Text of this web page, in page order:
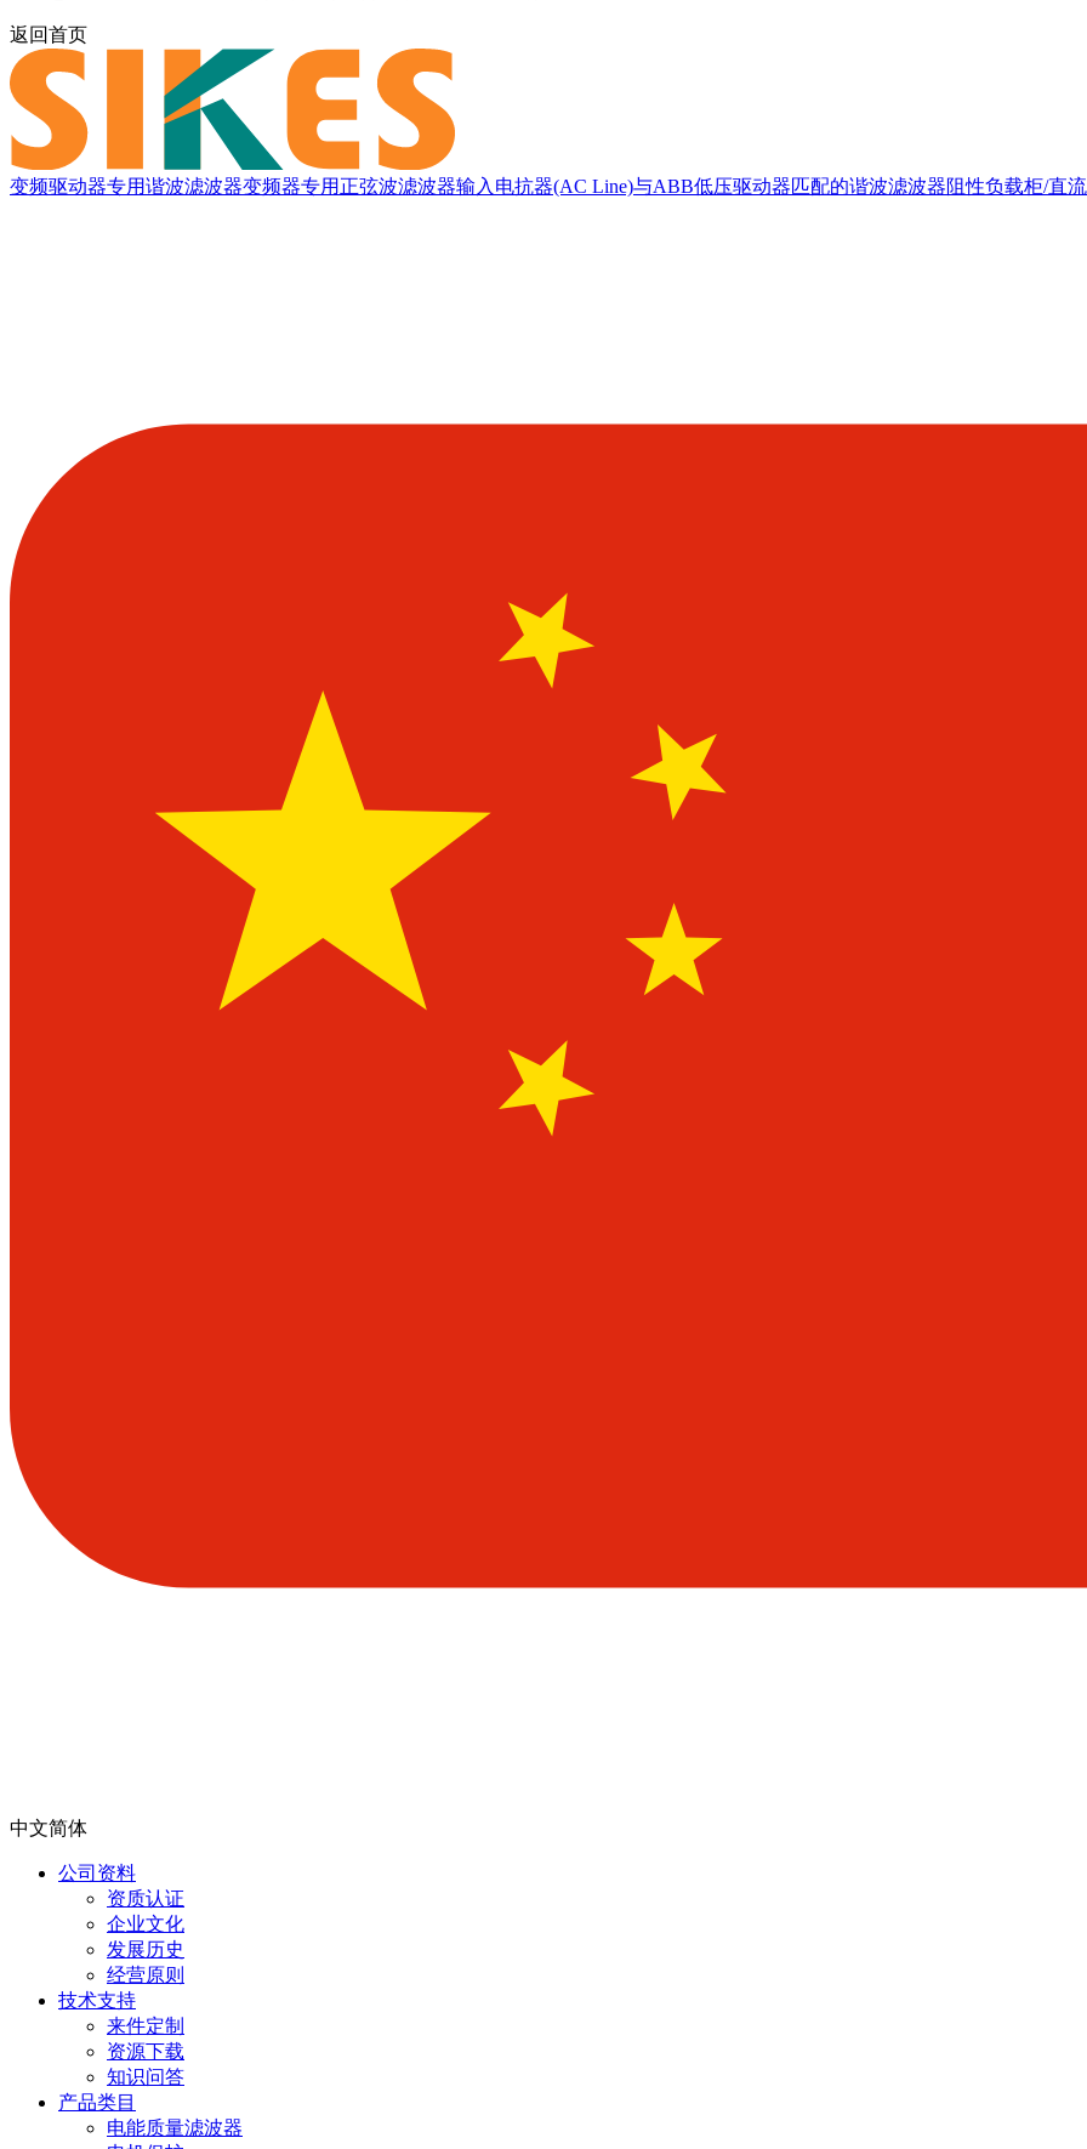
返回首页
变频驱动器专用谐波滤波器变频器专用正弦波滤波器输入电抗器(AC Line)与ABB低压驱动器匹配的谐波滤波器阻性负载柜/直
中文简体
公司资料
资质认证
企业文化
发展历史
经营原则
技术支持
来件定制
资源下载
知识问答
产品类目
电能质量滤波器